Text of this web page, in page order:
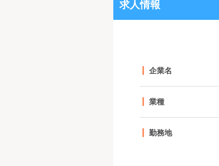
求人情報
企業名
業種
勤務地